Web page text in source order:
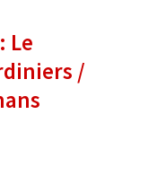
Le
/